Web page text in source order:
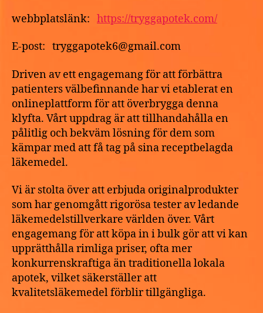
webbplatslänk: https://tryggapotek.com/
E-post: tryggapotek6@gmail.com
Driven av ett engagemang för att förbättra
patienters välbefinnande har vi etablerat en
onlineplattform för att överbrygga denna
klyfta. Vårt uppdrag är att tillhandahålla en
pålitlig och bekväm lösning för dem som
kämpar med att få tag på sina receptbelagda
läkemedel.
Vi är stolta över att erbjuda originalprodukter
som har genomgått rigorösa tester av ledande
läkemedelstillverkare världen över. Vårt
engagemang för att köpa in i bulk gör att vi kan
upprätthålla rimliga priser, ofta mer
konkurrenskraftiga än traditionella lokala
apotek, vilket säkerställer att
kvalitetsläkemedel förblir tillgängliga.